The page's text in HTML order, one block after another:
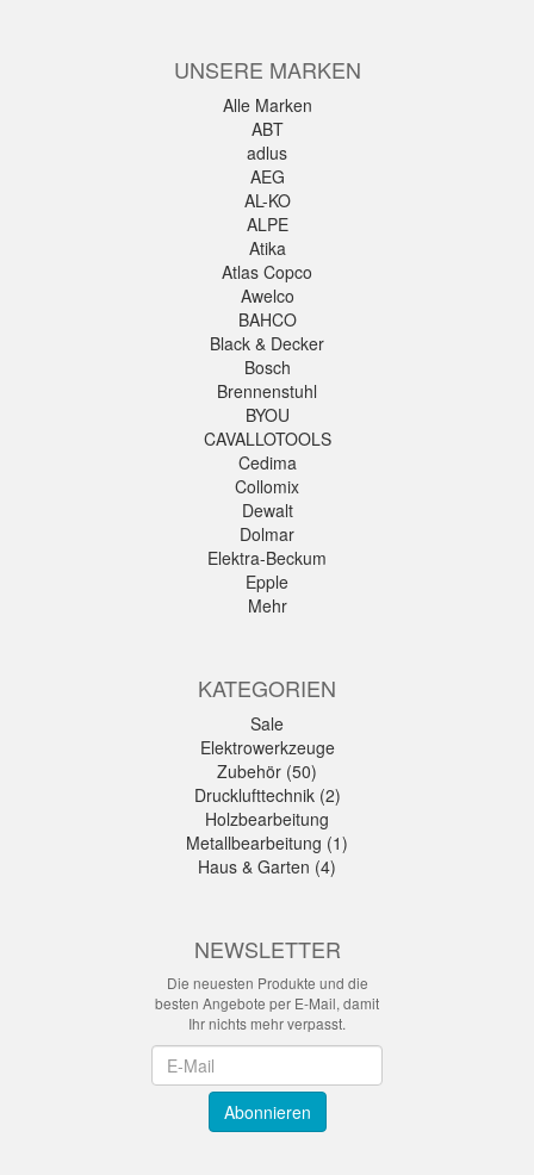
UNSERE MARKEN
Alle Marken
ABT
adlus
AEG
AL-KO
ALPE
Atika
Atlas Copco
Awelco
BAHCO
Black & Decker
Bosch
Brennenstuhl
BYOU
CAVALLOTOOLS
Cedima
Collomix
Dewalt
Dolmar
Elektra-Beckum
Epple
Mehr
KATEGORIEN
Sale
Elektrowerkzeuge
Zubehör (50)
Drucklufttechnik (2)
Holzbearbeitung
Metallbearbeitung (1)
Haus & Garten (4)
NEWSLETTER
Die neuesten Produkte und die
besten Angebote per E-Mail, damit
Ihr nichts mehr verpasst.
Abonnieren